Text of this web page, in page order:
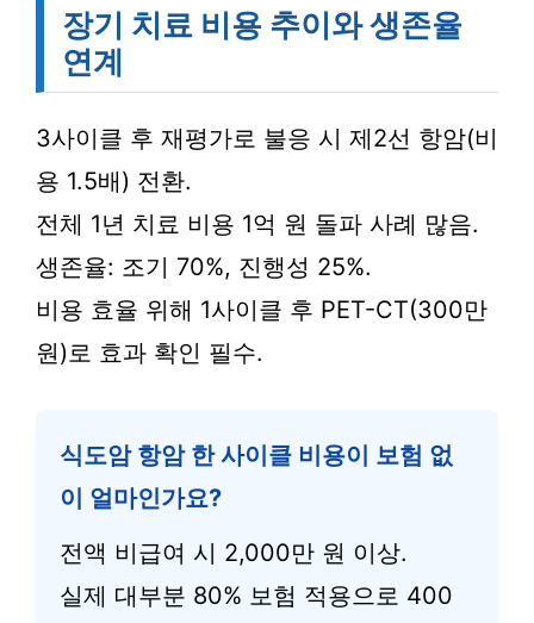
장기 치료 비용 추이와 생존율
연계
3사이클 후 재평가로 불응 시 제2선 항암(비
용 1.5배) 전환.
전체 1년 치료 비용 1억 원 돌파 사례 많음.
생존율: 조기 70%, 진행성 25%.
비용 효율 위해 1사이클 후 PET-CT(300만
원)로 효과 확인 필수.
식도암 항암 한 사이클 비용이 보험 없
이 얼마인가요?
전액 비급여 시 2,000만 원 이상.
실제 대부분 80% 보험 적용으로 400